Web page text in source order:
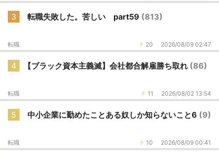
3 転職失敗した。苦しい part59 (813)
20 2026/08/09 02:47
転職
4 【ブラック資本主義滅】会社都合解雇勝ち取れ (86)
11 2026/08/02 13:54
転職
5 中小企業に勤めたことある奴しか知らないこと6 (9)
10 2026/08/09 00:41
転職